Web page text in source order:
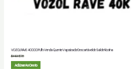
VOZOL RAVE 40000 Puffs Venda Quente Vaporizador Descartável de Sal de Nicotina
$35.00$7.83
Adicionar Ao Cesto